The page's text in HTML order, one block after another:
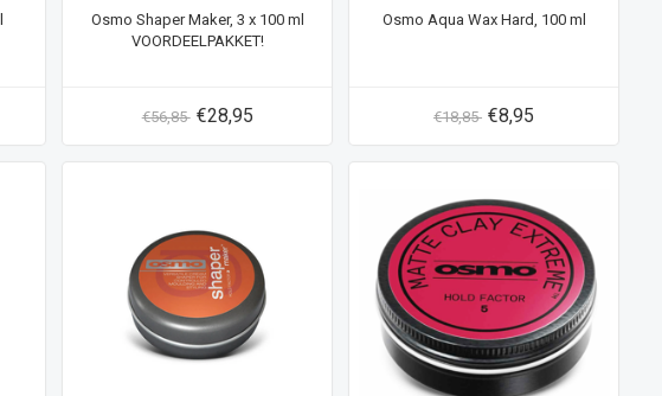
Osmo Shaper Maker, 3 x 100 ml
VOORDEELPAKKET!
€56,85 €28,95
Osmo Aqua Wax Hard, 100 ml
€18,85 €8,95